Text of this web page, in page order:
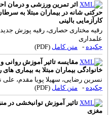
اثر تمرین ورزشی و درمان
حرکتی شانه در بیماران مبتلا به
کارآزمایی بالینی
رقیه مختاری حصاری، رقیه پوزش جدیدی
علمداری
چکیده - متن کامل(PDF)
مقایسه تاثیر آموزش روانی و
خانوادگی بیماران مبتلا به بیماری های
نسرین رضایی، سهیلا پویا مقدم، علی
چکیده - متن کامل(PDF)
تاثیر آموزش توانبخشی در
مغزی